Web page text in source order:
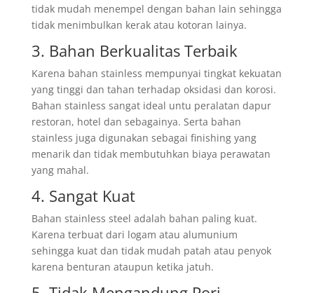
tidak mudah menempel dengan bahan lain sehingga
tidak menimbulkan kerak atau kotoran lainya.
3. Bahan Berkualitas Terbaik
Karena bahan stainless mempunyai tingkat kekuatan
yang tinggi dan tahan terhadap oksidasi dan korosi.
Bahan stainless sangat ideal untu peralatan dapur
restoran, hotel dan sebagainya. Serta bahan
stainless juga digunakan sebagai finishing yang
menarik dan tidak membutuhkan biaya perawatan
yang mahal.
4. Sangat Kuat
Bahan stainless steel adalah bahan paling kuat.
Karena terbuat dari logam atau alumunium
sehingga kuat dan tidak mudah patah atau penyok
karena benturan ataupun ketika jatuh.